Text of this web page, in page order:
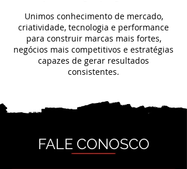
Unimos conhecimento de mercado,
criatividade, tecnologia e performance
para construir marcas mais fortes,
negócios mais competitivos e estratégias
capazes de gerar resultados
consistentes.
FALE CONOSCO